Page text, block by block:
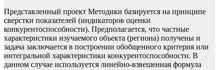
Представленный проект Методики базируется на принципе
сверстки показателей (индикаторов оценки
конкурентоспособности). Предполагается, что частные
характеристики изучаемого объекта (региона) получены и
задача заключается в построении обобщенного критерия или
интегральной характеристики конкурентоспособности. В
данном случае используется линейно-взвешенная формула